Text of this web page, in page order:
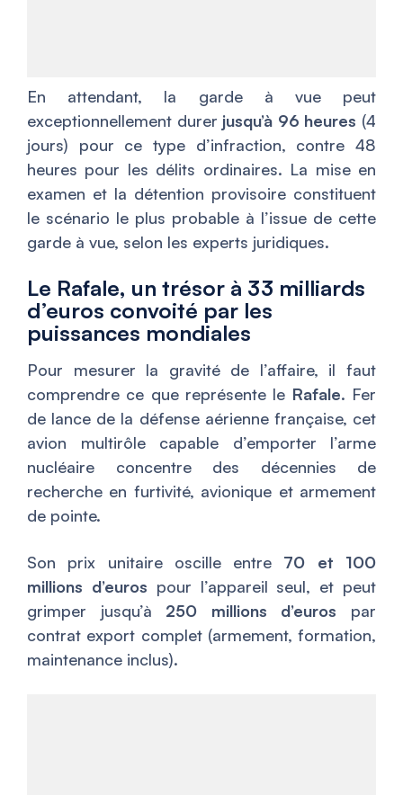
En attendant, la garde à vue peut
exceptionnellement durer jusqu’à 96 heures (4
jours) pour ce type d’infraction, contre 48
heures pour les délits ordinaires. La mise en
examen et la détention provisoire constituent
le scénario le plus probable à l’issue de cette
garde à vue, selon les experts juridiques.
Le Rafale, un trésor à 33 milliards
d’euros convoité par les
puissances mondiales
Pour mesurer la gravité de l’affaire, il faut
comprendre ce que représente le Rafale. Fer
de lance de la défense aérienne française, cet
avion multirôle capable d’emporter l’arme
nucléaire concentre des décennies de
recherche en furtivité, avionique et armement
de pointe.
Son prix unitaire oscille entre 70 et 100
millions d’euros pour l’appareil seul, et peut
grimper jusqu’à 250 millions d’euros par
contrat export complet (armement, formation,
maintenance inclus).